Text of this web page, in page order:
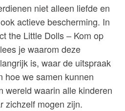
niet alleen liefde en
actieve bescherming. In
the Little Dolls – Kom op
je waarom deze
is, waar de uitspraak
hoe we samen kunnen
wereld waarin alle kinderen
zichzelf mogen zijn.